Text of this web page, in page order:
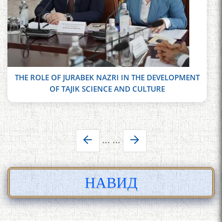
THE ROLE OF JURABEK NAZRI IN THE DEVELOPMENT
OF TAJIK SCIENCE AND CULTURE
Pages … …
НАВИД